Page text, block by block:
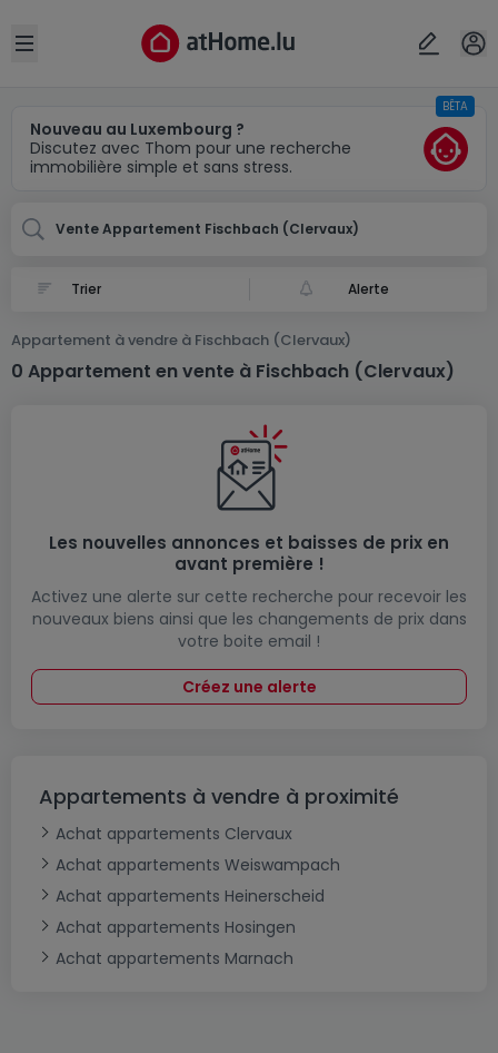
Open sidebar
Nouveau au Luxembourg ?
Discutez avec Thom pour une recherche
immobilière simple et sans stress.
BÊTA
Vente Appartement Fischbach (Clervaux)
Alerte
Appartement à vendre à Fischbach (Clervaux)
0 Appartement en vente à Fischbach (Clervaux)
Les nouvelles annonces et baisses de prix en
avant première !
Activez une alerte sur cette recherche pour recevoir les
nouveaux biens ainsi que les changements de prix dans
votre boite email !
Créez une alerte
Appartements à vendre à proximité
Achat appartements Clervaux
Achat appartements Weiswampach
Achat appartements Heinerscheid
Achat appartements Hosingen
Achat appartements Marnach
Localité(s)
Annuler OK